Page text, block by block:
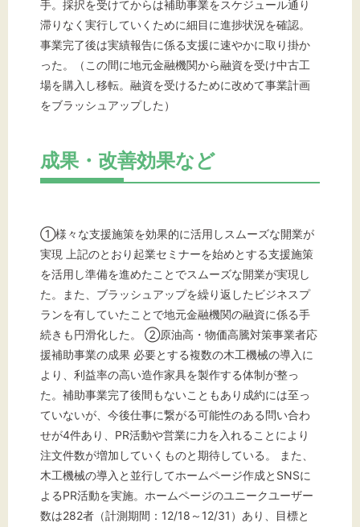
手。採択を受けてからは補助事業をスケジュール通り
滞りなく実行していくために細目に進捗状況を確認。
事業完了後は実績報告に係る支援に速やかに取り掛か
った。（この間に地元金融機関から融資を受け中古工
場を購入し移転。融資を受けるために改めて事業計画
をブラッシュアップした）
成果・改善効果など
①様々な支援施策を効果的に活用しスムーズな開業が
実現 上記のとおり起業セミナーを始めとする支援施策
を活用し準備を進めたことでスムーズな開業が実現し
た。また、ブラッシュアップを繰り返したビジネスプ
ランを有していたことで地元金融機関の融資に係る手
続きも円滑化した。 ②原油高・物価高騰対策事業者応
援補助事業の成果 必要とする複数の木工機械の導入に
より、利益率の高い造作家具を製作する体制が整っ
た。補助事業完了後間もないこともあり成約には至っ
ていないが、今後仕事に繋がる可能性のある問い合わ
せが4件あり、PR活動や営業に力を入れることにより
注文件数が増加していくものと期待している。 また、
木工機械の導入と並行してホームページ作成とSNSに
よるPR活動を実施。ホームページのユニークユーザー
数は282者（計測期間：12/18～12/31）あり、目標と